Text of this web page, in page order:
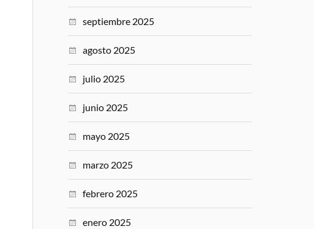
true],
septiembre 2025
agosto 2025
julio 2025
junio 2025
mayo 2025
marzo 2025
febrero 2025
enero 2025